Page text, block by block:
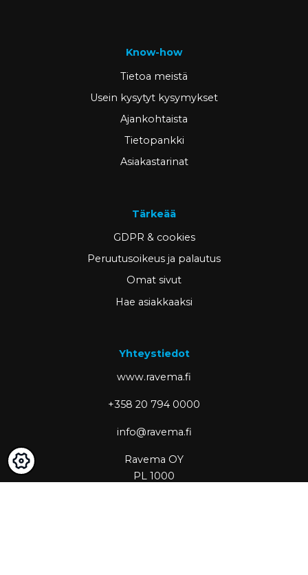
Know-how
Tietoa meistä
Usein kysytyt kysymykset
Ajankohtaista
Tietopankki
Asiakastarinat
Tärkeää
GDPR & cookies
Peruutusoikeus ja palautus
Omat sivut
Hae asiakkaaksi
Yhteystiedot
www.ravema.fi
+358 20 794 0000
info@ravema.fi
Ravema OY
PL 1000